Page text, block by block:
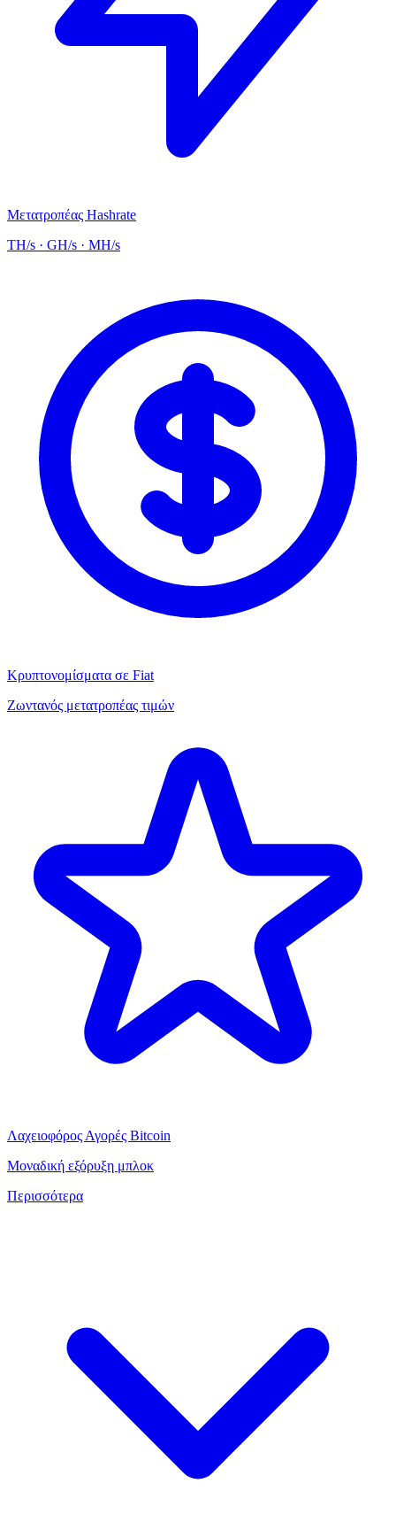
Μετατροπέας Hashrate
TH/s · GH/s · MH/s
Κρυπτονομίσματα σε Fiat
Ζωντανός μετατροπέας τιμών
Λαχειοφόρος Αγορές Bitcoin
Μοναδική εξόρυξη μπλοκ
Περισσότερα